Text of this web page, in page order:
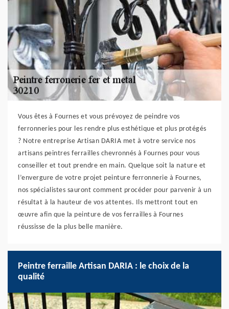
Vous êtes à Fournes et vous prévoyez de peindre vos
ferronneries pour les rendre plus esthétique et plus protégés
? Notre entreprise Artisan DARIA met à votre service nos
artisans peintres ferrailles chevronnés à Fournes pour vous
conseiller et tout prendre en main. Quelque soit la nature et
l’envergure de votre projet peinture ferronnerie à Fournes,
nos spécialistes sauront comment procéder pour parvenir à un
résultat à la hauteur de vos attentes. Ils mettront tout en
œuvre afin que la peinture de vos ferrailles à Fournes
réussisse de la plus belle manière.
Peintre ferraille Artisan DARIA : le choix de la
qualité